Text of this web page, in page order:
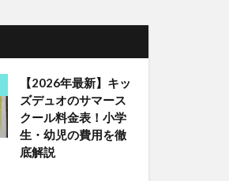
【2026年最新】キッ
ズデュオのサマース
クール料金表！小学
生・幼児の費用を徹
底解説